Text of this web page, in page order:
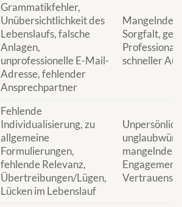
Grammatikfehler,
Unübersichtlichkeit des
Lebenslaufs, falsche
Anlagen,
unprofessionelle E-Mail-
Adresse, fehlender
Ansprechpartner
Mangelnde
Sorgfalt,
schneller
Fehlende
Individualisierung, zu
allgemeine
Formulierungen,
fehlende Relevanz,
Übertreibungen/Lügen,
Lücken im Lebenslauf
mangelndes
Engagement,